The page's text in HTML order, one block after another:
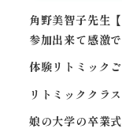
角野美智子先生
参加出来て感激
体験リトミック
リトミッククラ
娘の大学の卒業